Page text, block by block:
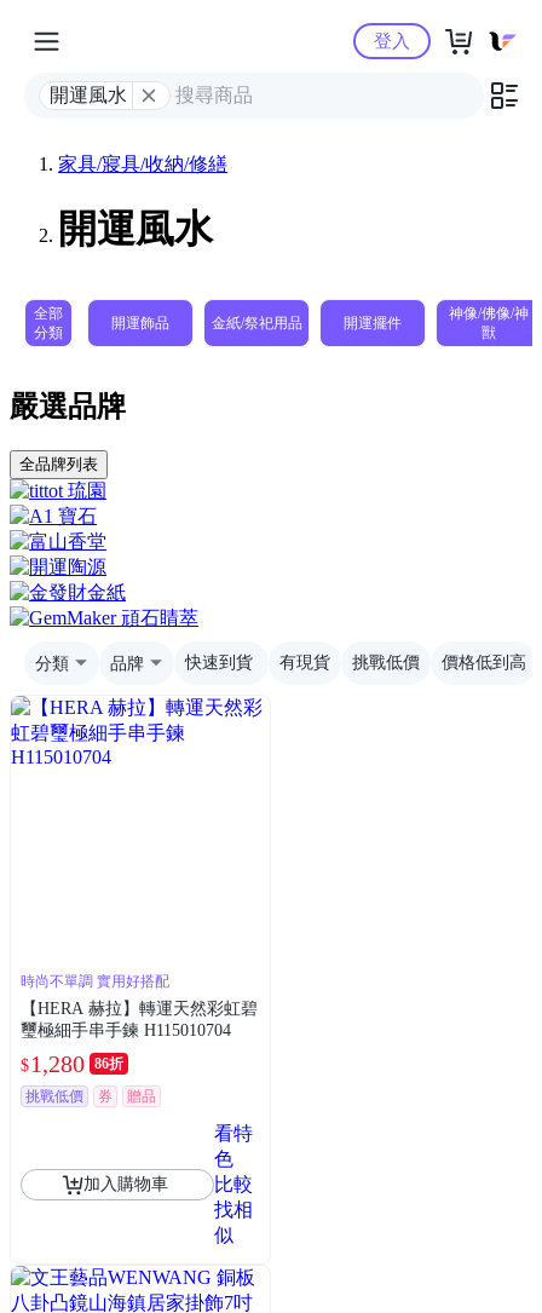
Yahoo購物中心
開運風水
登入
家具/寢具/收納/修繕
開運風水
全部
分類
開運飾品 金紙/祭祀用品 開運擺件
神像/佛像/神
獸
嚴選品牌
全品牌列表
分類 品牌 快速到貨 有現貨 挑戰低價 價格低到高
時尚不單調 實用好搭配
【HERA 赫拉】轉運天然彩虹碧
璽極細手串手鍊 H115010704
$1,280 86折
挑戰低價
券 贈品
加入購物車
看特
色
比較
找相
似